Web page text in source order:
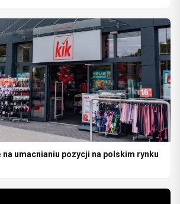
na umacnianiu pozycji na polskim rynku